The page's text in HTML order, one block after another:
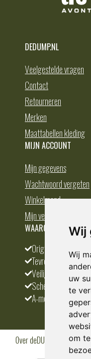
Wij
Wij
uw
te
om
DEDUMP.NL
Veelgestelde vragen
Contact
Retourneren
Merken
Maattabellen kleding
MIJN ACCOUNT
Mijn gegevens
Wachtwoord vergeten
Winkelmand
Mijn verlanglijst
WAAROM BESTELLEN
Origineel en divers
Tevreden klanten
Veilig betalen
Scherpste prijs
A-merken
Over deDUMP.nl